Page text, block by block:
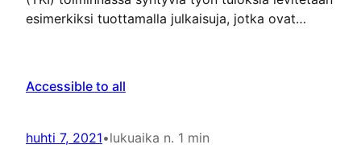
esimerkiksi tuottamalla julkaisuja, jotka ovat
Se koostuu joukosta yksittäisiä verkkosivuja,
luettavissa ja katseltavissa verkkoselaimella ja
Accessible to all
huhti 7, 2021•lukuaika n. 1 min